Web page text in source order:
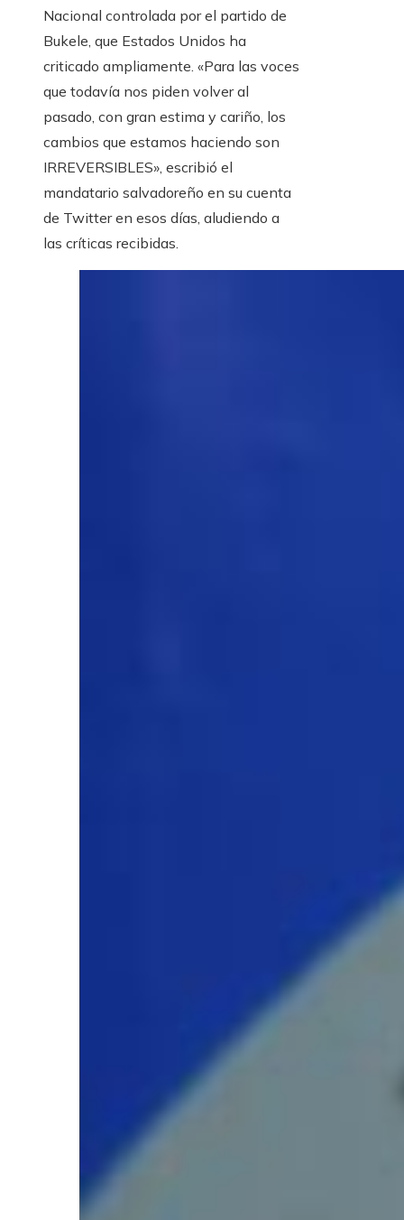
Nacional controlada por el partido de
Bukele, que Estados Unidos ha
criticado ampliamente. «Para las voces
que todavía nos piden volver al
pasado, con gran estima y cariño, los
cambios que estamos haciendo son
IRREVERSIBLES», escribió el
mandatario salvadoreño en su cuenta
de Twitter en esos días, aludiendo a
las críticas recibidas.